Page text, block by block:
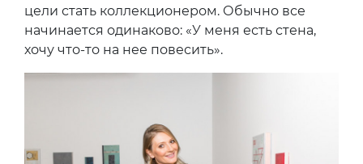
цели стать коллекционером. Обычно все
начинается одинаково: «У меня есть стена,
хочу что-то на нее повесить».